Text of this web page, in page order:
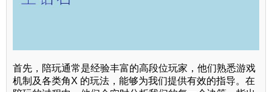
首先，陪玩通常是经验丰富的高段位玩家，他们熟悉游戏
机制及各类角X 的玩法，能够为我们提供有效的指导。在